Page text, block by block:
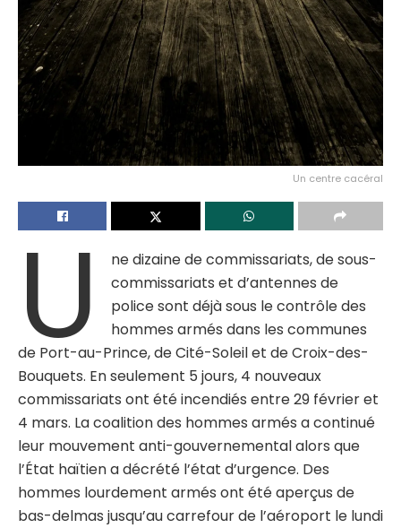
Un centre cacéral
U
ne dizaine de commissariats, de sous-
commissariats et d’antennes de
police sont déjà sous le contrôle des
hommes armés dans les communes
de Port-au-Prince, de Cité-Soleil et de Croix-des-
Bouquets. En seulement 5 jours, 4 nouveaux
commissariats ont été incendiés entre 29 février et
4 mars. La coalition des hommes armés a continué
leur mouvement anti-gouvernemental alors que
l’État haïtien a décrété l’état d’urgence. Des
hommes lourdement armés ont été aperçus de
bas-delmas jusqu’au carrefour de l’aéroport le lundi